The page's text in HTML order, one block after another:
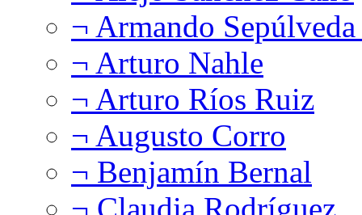
¬ Armando
¬ Arturo Nahle
¬ Arturo Ríos Ruiz
¬ Augusto Corro
¬ Benjamín Bernal
¬ Claudia Rodríguez